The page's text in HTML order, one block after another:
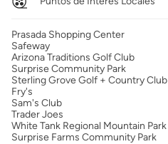
Prasada Shopping Center
Safeway
Arizona Traditions Golf Club
Surprise Community Park
Sterling Grove Golf + Country Club
Fry's
Sam's Club
Trader Joes
White Tank Regional Mountain Park
Surprise Farms Community Park